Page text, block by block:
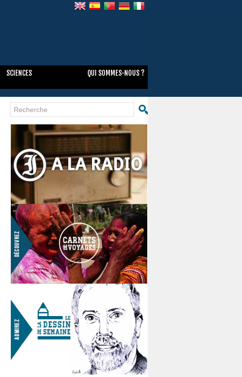
SCIENCES
QUI SOMMES-NOUS ?